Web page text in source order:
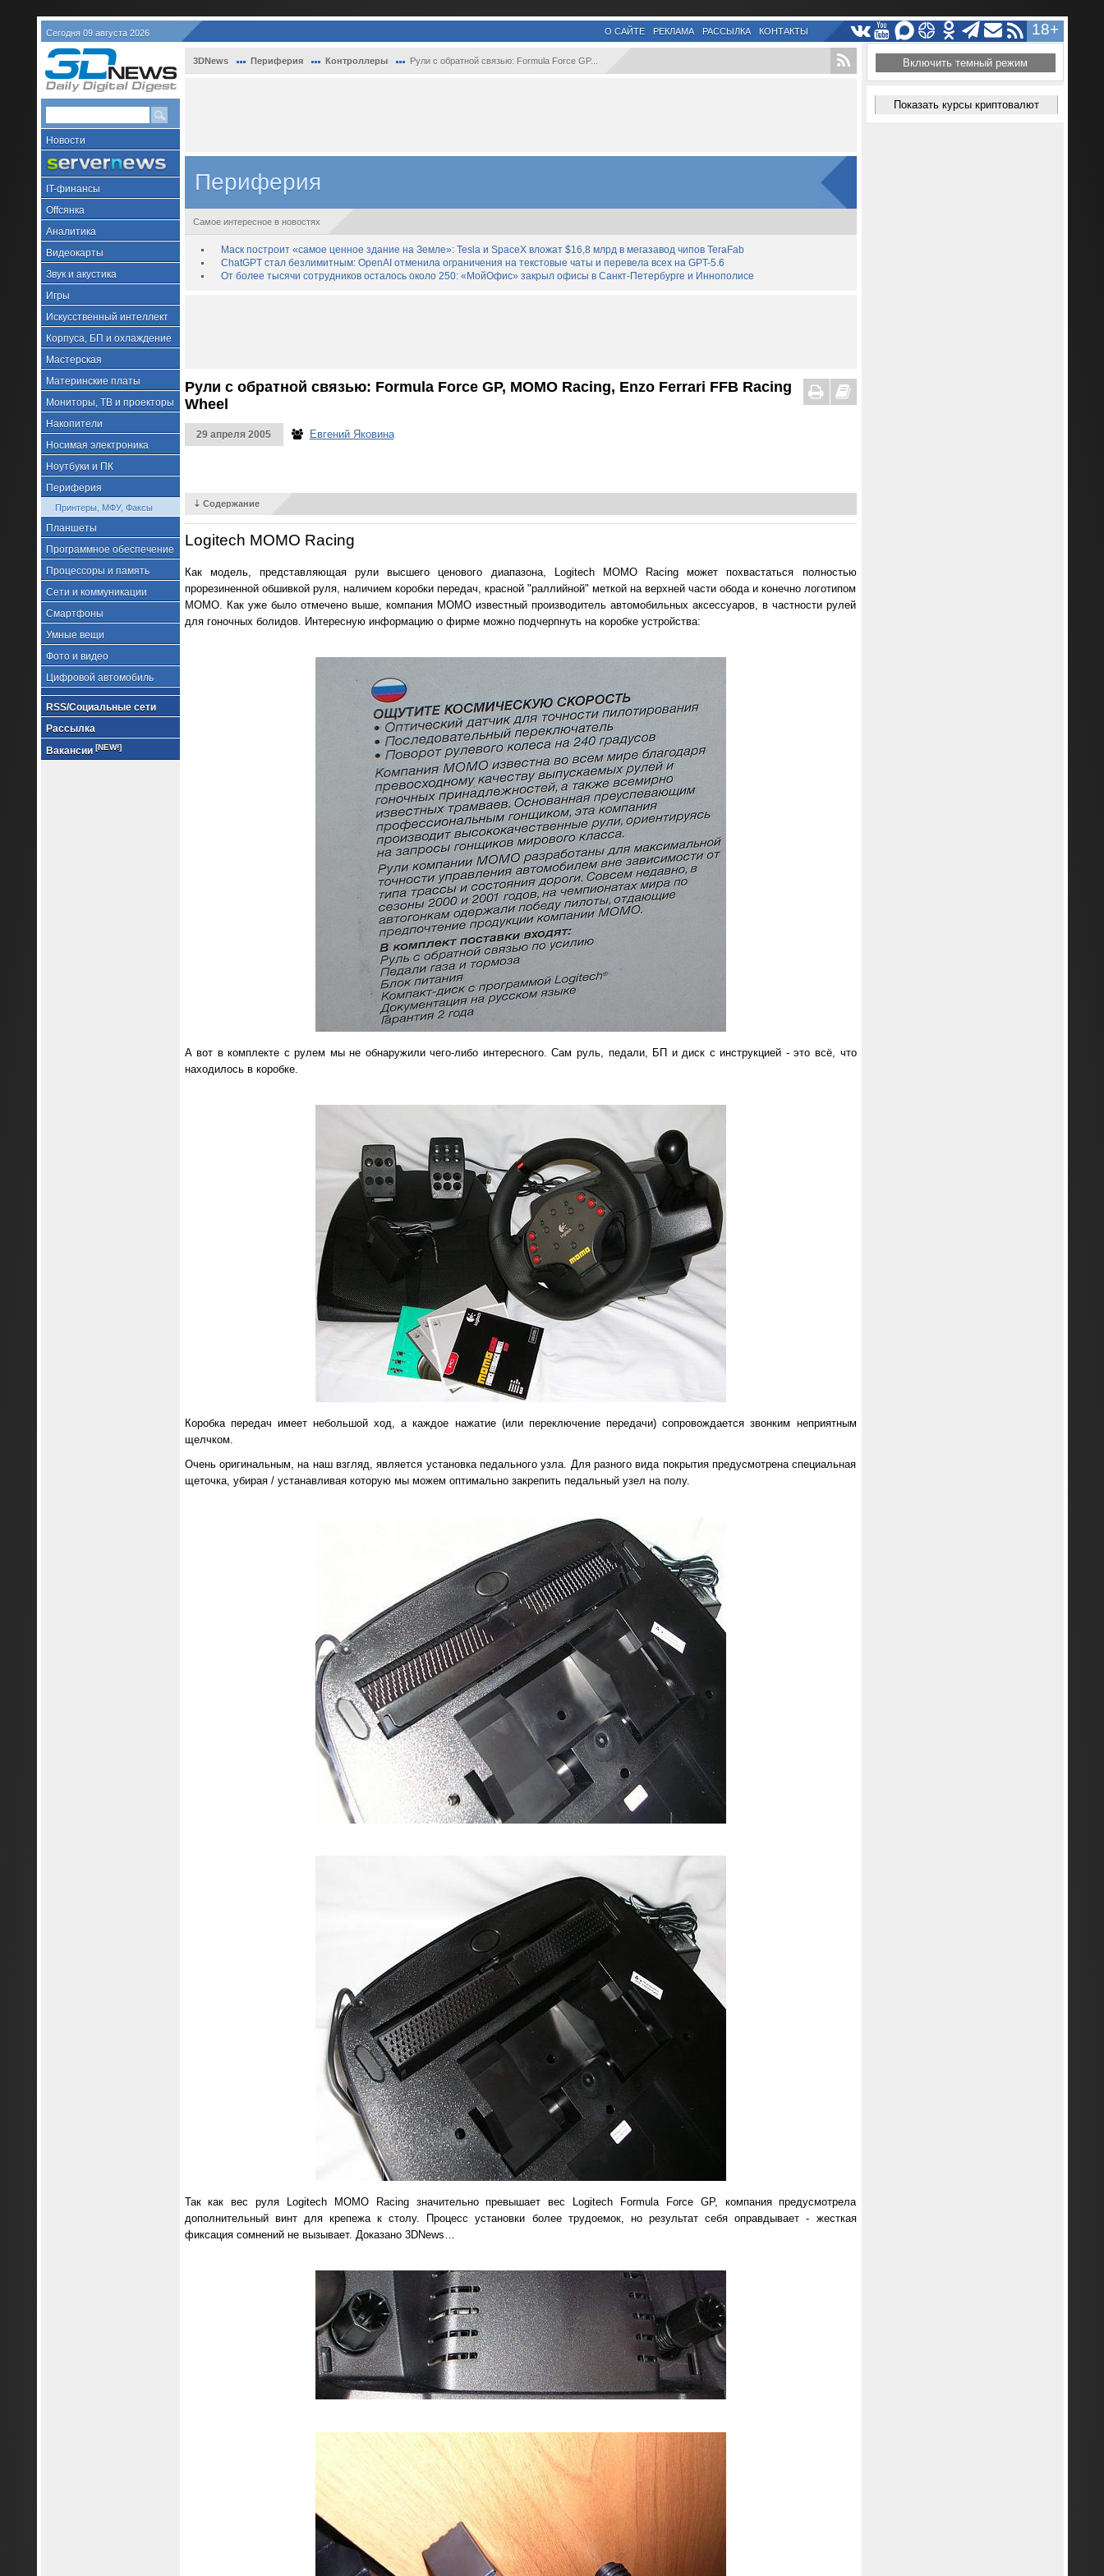
Сегодня 09 августа 2026 18+
О САЙТЕ РЕКЛАМА РАССЫЛКА КОНТАКТЫ
Новости
IT-финансы
Offсянка
Аналитика
Видеокарты
Звук и акустика
Игры
Искусственный интеллект
Корпуса, БП и охлаждение
Мастерская
Материнские платы
Мониторы, ТВ и проекторы
Накопители
Носимая электроника
Ноутбуки и ПК
Периферия
Принтеры, МФУ, Факсы
Планшеты
Программное обеспечение
Процессоры и память
Сети и коммуникации
Смартфоны
Умные вещи
Фото и видео
Цифровой автомобиль
RSS/Социальные сети
Рассылка
Вакансии [NEW!]
3DNews Периферия Контроллеры Рули с обратной связью: Formula Force GP...
Периферия
Самое интересное в новостях
Маск построит «самое ценное здание на Земле»: Tesla и SpaceX вложат $16,8 млрд в мегазавод чипов TeraFab
ChatGPT стал безлимитным: OpenAI отменила ограничения на текстовые чаты и перевела всех на GPT-5.6
От более тысячи сотрудников осталось около 250: «МойОфис» закрыл офисы в Санкт-Петербурге и Иннополисе
Рули с обратной связью: Formula Force GP, MOMO Racing, Enzo Ferrari FFB Racing
Wheel
29 апреля 2005 Евгений Яковина
⇣ Содержание
Logitech MOMO Racing
Как модель, представляющая рули высшего ценового диапазона, Logitech MOMO Racing может похвастаться полностью
прорезиненной обшивкой руля, наличием коробки передач, красной "раллийной" меткой на верхней части обода и конечно логотипом
MOMO. Как уже было отмечено выше, компания MOMO известный производитель автомобильных аксессуаров, в частности рулей
для гоночных болидов. Интересную информацию о фирме можно подчерпнуть на коробке устройства:
А вот в комплекте с рулем мы не обнаружили чего-либо интересного. Сам руль, педали, БП и диск с инструкцией - это всё, что
находилось в коробке.
Коробка передач имеет небольшой ход, а каждое нажатие (или переключение передачи) сопровождается звонким неприятным
щелчком.
Очень оригинальным, на наш взгляд, является установка педального узла. Для разного вида покрытия предусмотрена специальная
щеточка, убирая / устанавливая которую мы можем оптимально закрепить педальный узел на полу.
Так как вес руля Logitech MOMO Racing значительно превышает вес Logitech Formula Force GP, компания предусмотрела
дополнительный винт для крепежа к столу. Процесс установки более трудоемок, но результат себя оправдывает - жесткая
фиксация сомнений не вызывает. Доказано 3DNews…
Включить темный режим
Показать курсы криптовалют